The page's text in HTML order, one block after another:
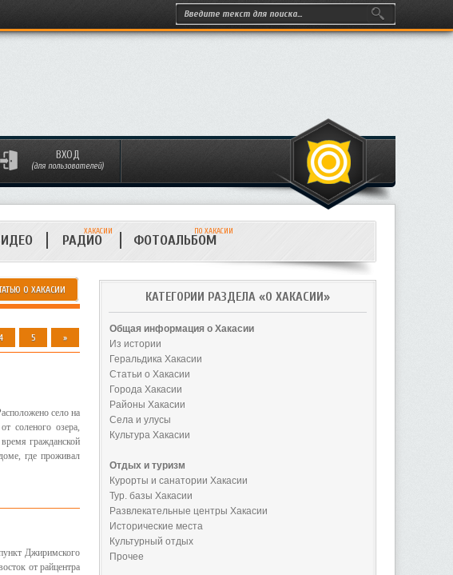
ВХОД
(для пользователей)
РАДИО
ХАКАСИИ
ФОТОАЛЬБОМ
ПО ХАКАСИИ
О ХАКАСИИ
5 »
село на
соленого озера,
гражданской
где проживал
Джиримского
от райцентра
КАТЕГОРИИ РАЗДЕЛА «О ХАКАСИИ»
Общая информация о Хакасии
Из истории
Геральдика Хакасии
Статьи о Хакасии
Города Хакасии
Районы Хакасии
Села и улусы
Культура Хакасии
Отдых и туризм
Курорты и санатории Хакасии
Тур. базы Хакасии
Развлекательные центры Хакасии
Исторические места
Культурный отдых
Прочее